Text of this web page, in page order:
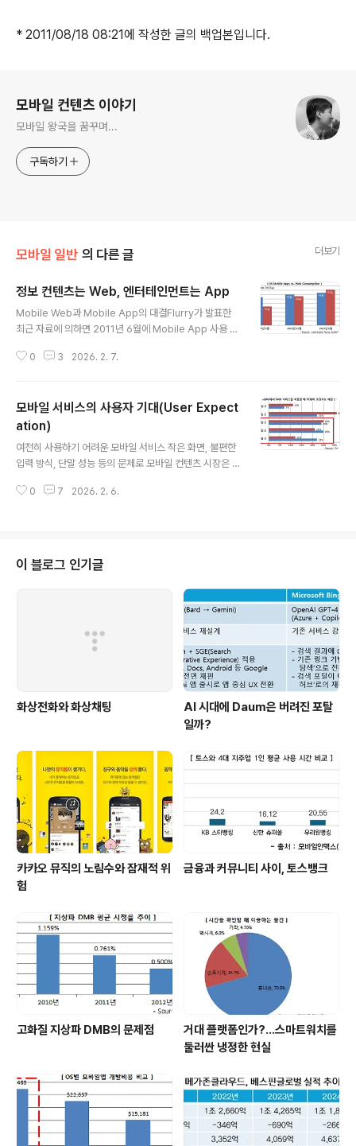
* 2011/08/18 08:21에 작성한 글의 백업본입니다.
모바일 컨텐츠 이야기
모바일 왕국을 꿈꾸며...
구독하기
모바일 일반 의 다른 글 더보기
정보 컨텐츠는 Web, 엔터테인먼트는 App
Mobile Web과 Mobile App의 대결Flurry가 발표한
최근 자료에 의하면 2011년 6월에 Mobile App 사용 시
사를 6개월마다 진행했으나 App에 대한 충성도가 Web
언급되었다. 하지만, 전체 사용 시간만으로 일반화가 가능
한 것인지 한번 더 생각해 볼 필요가 있다. 몇가지 자료를
통해 다양한 각도에서 이번 화두를 검증을 해보도록 하자.
사용자는 Web과 App을 구별해서 이용comScore가 C
NN과 Amazon, The Weather Channel 등에 접속하
는 모바일 사용자들을 조사한 결과 Web과..
0 3 2026. 2. 7.
모바일 서비스의 사용자 기대(User Expect
ation)
여전히 사용하기 어려운 모바일 서비스 작은 화면, 불편한
입력 방식, 단말 성능 등의 문제로 모바일 컨텐츠 시장은 오
년사이에 iPhone과 Android를 통해 스마트폰 대중화가
되고 있다.예전에 비해 비약적인 발전과 대중화가 되었지
만 여전히 모바일 기기를 통한 서비스 이용은 일반인들에
게 낯설고 어렵다. 사용자들이 모바일 서비스를 사용하면
서 겪는 불편한 점이 무엇이며 어느 정도의 사용자 경험을
기대하는지 Compuware와 Gomez, Inc의 보고서들을
통해 알아보도록 하자. 느린 ..
0 7 2026. 2. 6.
이 블로그 인기글
화상전화와 화상채팅
AI 시대에 Daum은 버려진 포탈
일까?
카카오 뮤직의 노림수와 잠재적 위
험
금융과 커뮤니티 사이, 토스뱅크
고화질 지상파 DMB의 문제점
거대 플랫폼인가?…스마트워치를
둘러싼 냉정한 현실